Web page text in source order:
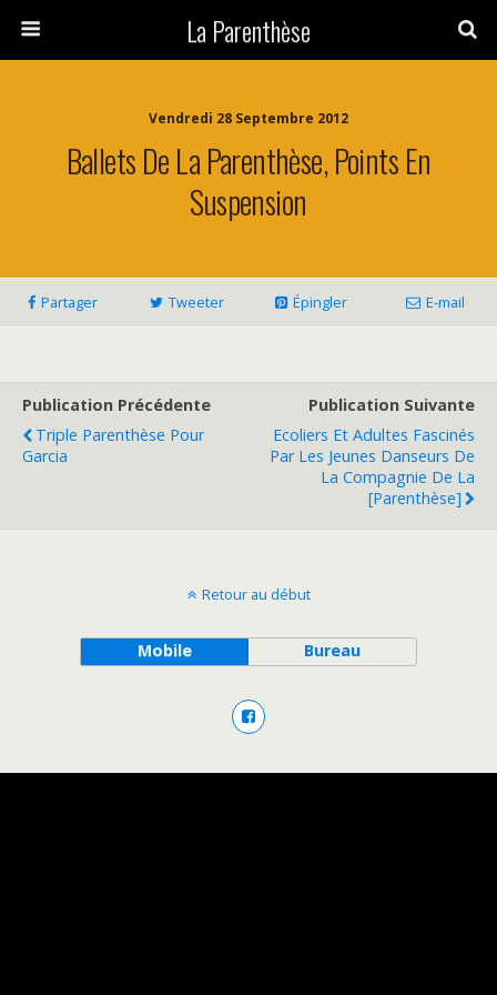
La Parenthèse
Vendredi 28 Septembre 2012
Ballets De La Parenthèse, Points En
Suspension
Partager Tweeter Épingler E-mail
Publication Précédente
Triple Parenthèse Pour
Garcia
Publication Suivante
Ecoliers Et Adultes Fascinés
Par Les Jeunes Danseurs De
La Compagnie De La
[Parenthèse]
Retour au début
Mobile Bureau